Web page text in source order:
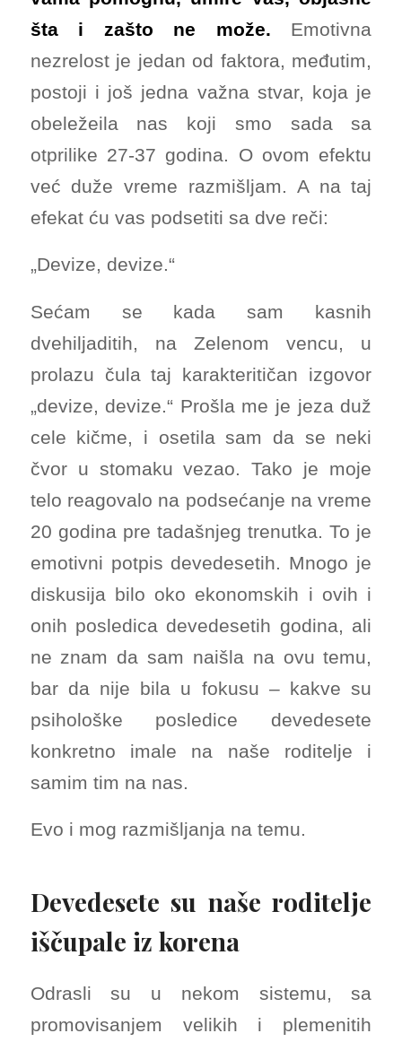
šta i zašto ne može. Emotivna
nezrelost je jedan od faktora, međutim,
postoji i još jedna važna stvar, koja je
obeležeila nas koji smo sada sa
otprilike 27-37 godina. O ovom efektu
već duže vreme razmišljam. A na taj
efekat ću vas podsetiti sa dve reči:
„Devize, devize.“
Sećam se kada sam kasnih
dvehiljaditih, na Zelenom vencu, u
prolazu čula taj karakteritičan izgovor
„devize, devize.“ Prošla me je jeza duž
cele kičme, i osetila sam da se neki
čvor u stomaku vezao. Tako je moje
telo reagovalo na podsećanje na vreme
20 godina pre tadašnjeg trenutka. To je
emotivni potpis devedesetih. Mnogo je
diskusija bilo oko ekonomskih i ovih i
onih posledica devedesetih godina, ali
ne znam da sam naišla na ovu temu,
bar da nije bila u fokusu – kakve su
psihološke posledice devedesete
konkretno imale na naše roditelje i
samim tim na nas.
Evo i mog razmišljanja na temu.
Devedesete su naše roditelje
iščupale iz korena
Odrasli su u nekom sistemu, sa
promovisanjem velikih i plemenitih